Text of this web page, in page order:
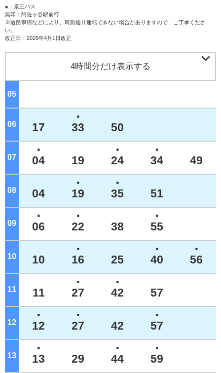
●：京王バス
無印：阿佐ヶ谷駅前行
※道路事情などにより、時刻通り運転できない場合がありますので、ご了承くださ
い。
改正日：2026年4月1日改正
4時間分だけ表示する 
05
06 17
●
33 50
07
●
04 19
●
24
●
34 49
08 04
●
19
●
35 51
09
●
06
●
22 38
●
55
10 10
●
16 25
●
40
●
56
11 11
●
27
●
42 57
12
●
12
●
27 42
●
57
13
●
13 29
●
44
●
59